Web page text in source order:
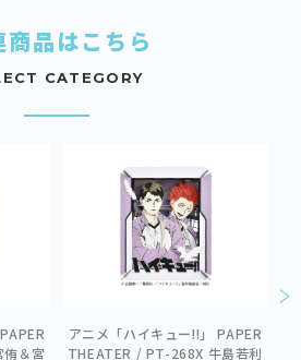
商品はこちら
CATEGORY
＆宮
アニメ「ハイキュー!!」 PAPER
THEATER / PT-268X 牛島若利